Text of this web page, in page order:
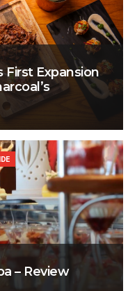
First Expansion
– Review